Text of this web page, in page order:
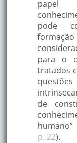
papel
pode
para o
tratados
de
humano”
p. 22).